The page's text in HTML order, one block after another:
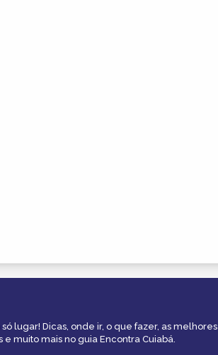
lugar! Dicas, onde ir, o que fazer, as melhores
muito mais no guia Encontra Cuiabá.